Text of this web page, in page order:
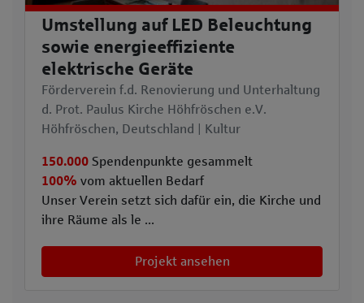
Umstellung auf LED Beleuchtung
sowie energieeffiziente
elektrische Geräte
Förderverein f.d. Renovierung und Unterhaltung
d. Prot. Paulus Kirche Höhfröschen e.V.
Höhfröschen, Deutschland | Kultur
150.000 Spendenpunkte gesammelt
100% vom aktuellen Bedarf
Unser Verein setzt sich dafür ein, die Kirche und
ihre Räume als le ...
Projekt ansehen